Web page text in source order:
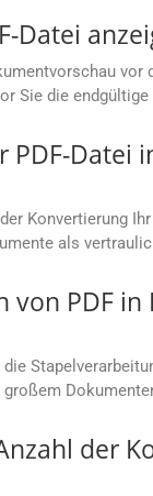
Datei
Sie die
Datei
Konvertierung
als
PDF
der